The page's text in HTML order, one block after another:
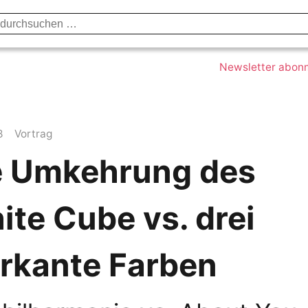
Impressum
Newsletter
Vortrag
Umkehrung des
Cube vs. drei
Farben